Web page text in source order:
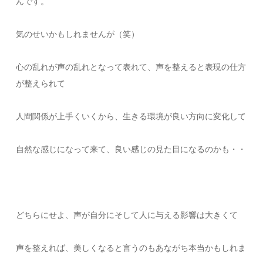
気のせいかもしれませんが（笑）
心の乱れが声の乱れとなって表れて、声を整えると表現の仕方
が整えられて
人間関係が上手くいくから、生きる環境が良い方向に変化して
自然な感じになって来て、良い感じの見た目になるのかも・・
どちらにせよ、声が自分にそして人に与える影響は大きくて
声を整えれば、美しくなると言うのもあながち本当かもしれま